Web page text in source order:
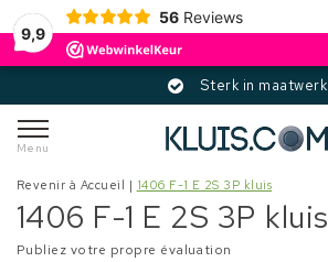
9,9
56 Reviews
Sterk in maatwerk
Menu
Revenir à Accueil | 1406 F-1 E 2S 3P kluis
1406 F-1 E 2S 3P kluis
Publiez votre propre évaluation